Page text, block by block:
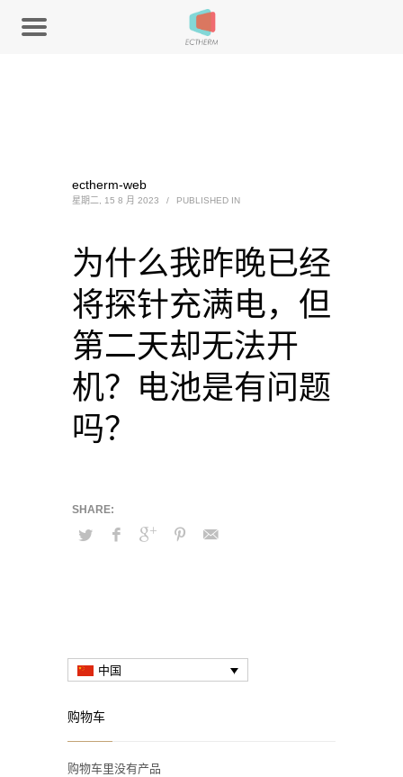
ectherm-web
星期二, 15 8 月 2023 / PUBLISHED IN
为什么我昨晚已经
将探针充满电，但
第二天却无法开
机？电池是有问题
吗？
中国
购物车
购物车里没有产品